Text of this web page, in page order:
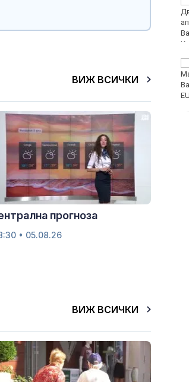
предвидимост
исхемичен инсулт се
повишава в
ВИЖ ВСИЧКИ
прогноза
• 05.08.26
ВИЖ ВСИЧКИ